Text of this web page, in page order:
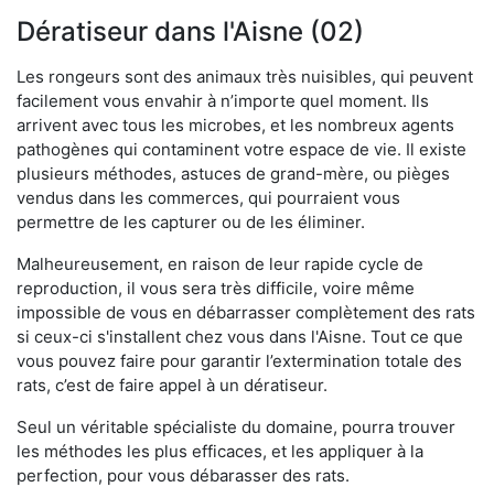
Dératiseur dans l'Aisne (02)
Les rongeurs sont des animaux très nuisibles, qui peuvent
facilement vous envahir à n’importe quel moment. Ils
arrivent avec tous les microbes, et les nombreux agents
pathogènes qui contaminent votre espace de vie. Il existe
plusieurs méthodes, astuces de grand-mère, ou pièges
vendus dans les commerces, qui pourraient vous
permettre de les capturer ou de les éliminer.
Malheureusement, en raison de leur rapide cycle de
reproduction, il vous sera très difficile, voire même
impossible de vous en débarrasser complètement des rats
si ceux-ci s'installent chez vous dans l'Aisne. Tout ce que
vous pouvez faire pour garantir l’extermination totale des
rats, c’est de faire appel à un dératiseur.
Seul un véritable spécialiste du domaine, pourra trouver
les méthodes les plus efficaces, et les appliquer à la
perfection, pour vous débarasser des rats.